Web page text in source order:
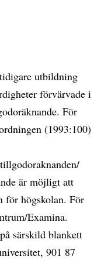
utbildning
förvärvade i
För
(1993:100)
är möjligt att
för högskolan. För
Examina.
särskild blankett
901 87